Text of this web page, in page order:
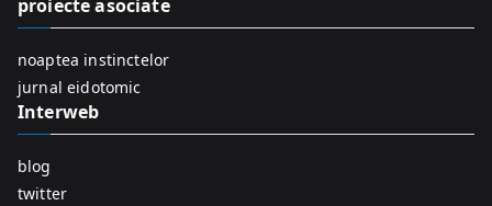
o
proiecte asociate
noaptea instinctelor
jurnal eidotomic
Interweb
blog
twitter